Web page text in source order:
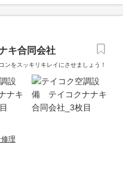
キ合同会社
ンをスッキリキレイにさせましょう！
理